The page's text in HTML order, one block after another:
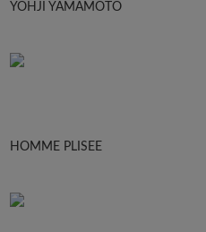
YOHJI YAMAMOTO
HOMME PLISEE